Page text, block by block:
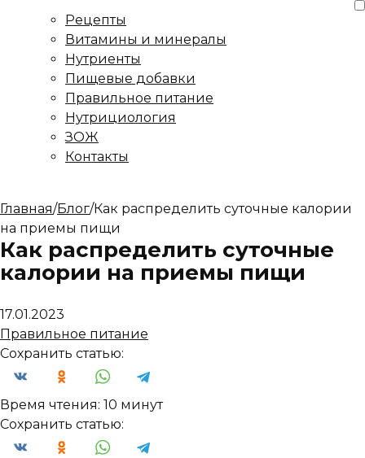
Рецепты
Витамины и минералы
Нутриенты
Пищевые добавки
Правильное питание
Нутрициология
ЗОЖ
Контакты
Главная/Блог/Как распределить суточные калории
на приемы пищи
Как распределить суточные
калории на приемы пищи
17.01.2023
Правильное питание
Сохранить статью:
Время чтения: 10 минут
Сохранить статью: